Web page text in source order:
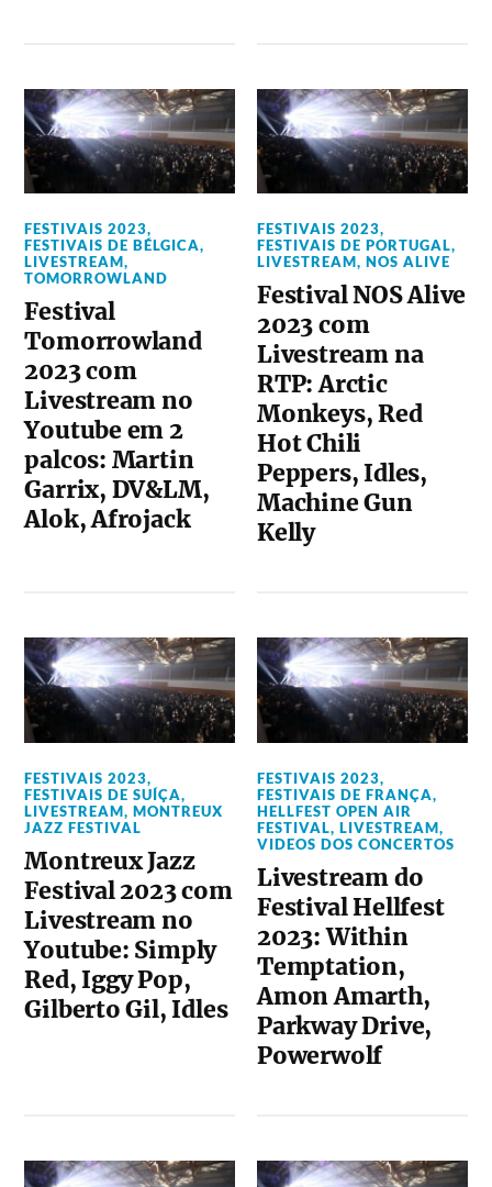
FESTIVAIS 2023,
FESTIVAIS DE BÉLGICA,
LIVESTREAM,
TOMORROWLAND
Festival
Tomorrowland
2023 com
Livestream no
Youtube em 2
palcos: Martin
Garrix, DV&LM,
Alok, Afrojack
FESTIVAIS 2023,
FESTIVAIS DE PORTUGAL,
LIVESTREAM,NOS ALIVE
Festival NOS Alive
2023 com
Livestream na
RTP: Arctic
Monkeys, Red
Hot Chili
Peppers, Idles,
Machine Gun
Kelly
FESTIVAIS 2023,
FESTIVAIS DE SUÍÇA,
LIVESTREAM,MONTREUX
JAZZ FESTIVAL
Montreux Jazz
Festival 2023 com
Livestream no
Youtube: Simply
Red, Iggy Pop,
Gilberto Gil, Idles
FESTIVAIS 2023,
FESTIVAIS DE FRANÇA,
HELLFEST OPEN AIR
FESTIVAL,LIVESTREAM,
VIDEOS DOS CONCERTOS
Livestream do
Festival Hellfest
2023: Within
Temptation,
Amon Amarth,
Parkway Drive,
Powerwolf